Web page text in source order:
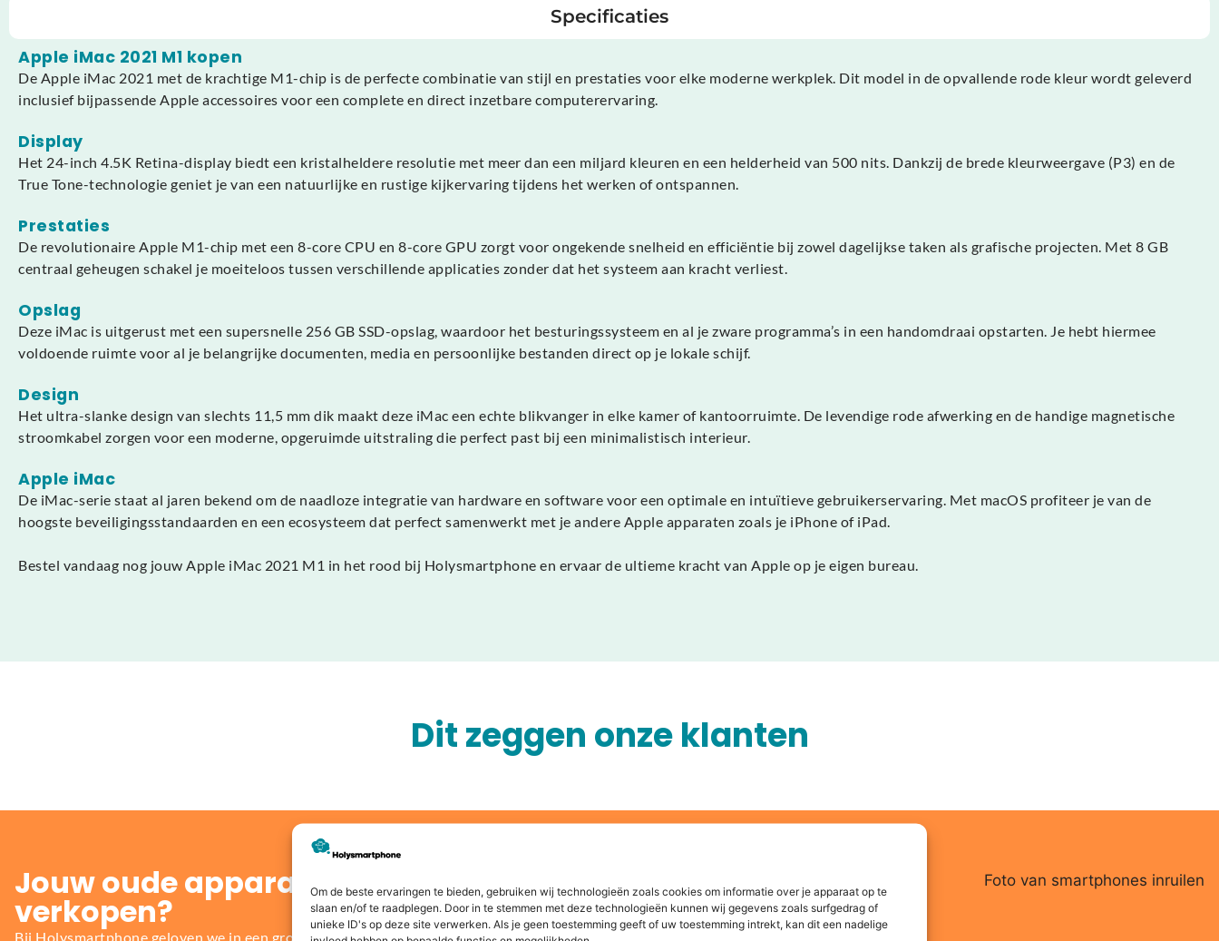
Om de beste ervaringen te bieden, gebruiken wij technologieën zoals cookies om informatie over je apparaat op te
slaan en/of te raadplegen. Door in te stemmen met deze technologieën kunnen wij gegevens zoals surfgedrag of
unieke ID's op deze site verwerken. Als je geen toestemming geeft of uw toestemming intrekt, kan dit een nadelige
Specificaties
Apple iMac 2021 M1 kopen
De Apple iMac 2021 met de krachtige M1-chip is de perfecte combinatie van stijl en prestaties voor elke moderne werkplek. Dit model in de opvallende rode kleur wordt geleverd
inclusief bijpassende Apple accessoires voor een complete en direct inzetbare computerervaring.
Display
Het 24-inch 4.5K Retina-display biedt een kristalheldere resolutie met meer dan een miljard kleuren en een helderheid van 500 nits. Dankzij de brede kleurweergave (P3) en de
True Tone-technologie geniet je van een natuurlijke en rustige kijkervaring tijdens het werken of ontspannen.
Prestaties
De revolutionaire Apple M1-chip met een 8-core CPU en 8-core GPU zorgt voor ongekende snelheid en efficiëntie bij zowel dagelijkse taken als grafische projecten. Met 8 GB
centraal geheugen schakel je moeiteloos tussen verschillende applicaties zonder dat het systeem aan kracht verliest.
Opslag
Deze iMac is uitgerust met een supersnelle 256 GB SSD-opslag, waardoor het besturingssysteem en al je zware programma’s in een handomdraai opstarten. Je hebt hiermee
voldoende ruimte voor al je belangrijke documenten, media en persoonlijke bestanden direct op je lokale schijf.
Design
Het ultra-slanke design van slechts 11,5 mm dik maakt deze iMac een echte blikvanger in elke kamer of kantoorruimte. De levendige rode afwerking en de handige magnetische
stroomkabel zorgen voor een moderne, opgeruimde uitstraling die perfect past bij een minimalistisch interieur.
Apple iMac
De iMac-serie staat al jaren bekend om de naadloze integratie van hardware en software voor een optimale en intuïtieve gebruikerservaring. Met macOS profiteer je van de
hoogste beveiligingsstandaarden en een ecosysteem dat perfect samenwerkt met je andere Apple apparaten zoals je iPhone of iPad.
Bestel vandaag nog jouw Apple iMac 2021 M1 in het rood bij Holysmartphone en ervaar de ultieme kracht van Apple op je eigen bureau.
Dit zeggen onze klanten
Jouw oude apparaat inruilen of
verkopen?
Bij Holysmartphone geloven we in een groene en duurzamere wereld. Daarom bieden wij